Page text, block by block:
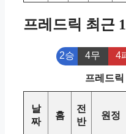
프레드릭 최근
2승 4무 4
프레드릭
날
짜
홈
전
반
원정